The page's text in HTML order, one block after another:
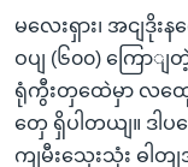
မလေးရှား၊ အငျဒိုး
ဝပျ (၆၀၀) ကြောျ
ရုံကွီးတှထေဲမှာ လထေု
တှေ ရှိပါတယျ။ ဒါပ
ကျမီးသှေးသုံး ဓါတ